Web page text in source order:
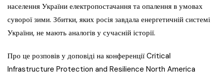
населення України електропостачання та опалення в умовах
суворої зими. Збитки, яких росія завдала енергетичній системі
України, не мають аналогів у сучасній історії.
Про це розповів у доповіді на конференції Critical
Infrastructure Protection and Resilience North America